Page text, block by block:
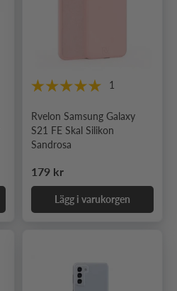
1
Rvelon Samsung Galaxy
S21 FE Skal Silikon
Sandrosa
Ordinarie pris
179 kr
Lägg i varukorgen